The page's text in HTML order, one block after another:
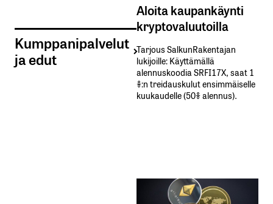
Kumppanipalvelut
ja edut
Aloita kaupankäynti
kryptovaluutoilla
Tarjous SalkunRakentajan
lukijoille: Käyttämällä​ ​
alennuskoodia​ ​SRFI17X,​ ​saat​ ​1
%:n treidauskulut​ ​ensimmäiselle​ ​
kuukaudelle​ ​(50%​ ​alennus).